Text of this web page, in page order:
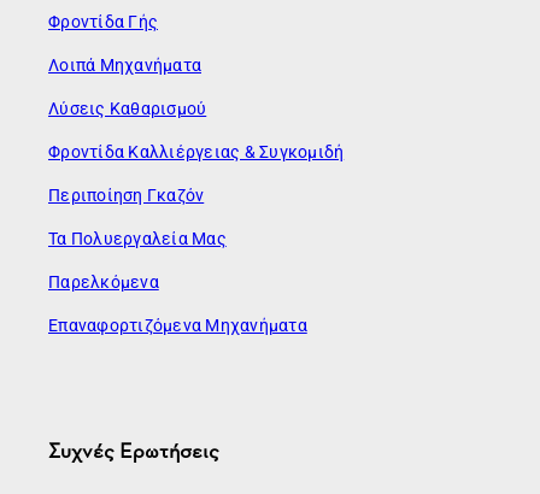
Φροντίδα Γής
Λοιπά Μηχανήματα
Λύσεις Καθαρισμού
Φροντίδα Καλλιέργειας & Συγκομιδή
Περιποίηση Γκαζόν
Τα Πολυεργαλεία Μας
Παρελκόμενα
Επαναφορτιζόμενα Μηχανήματα
Συχνές Ερωτήσεις